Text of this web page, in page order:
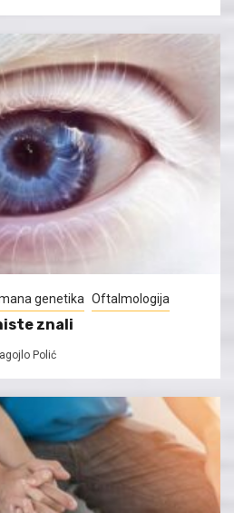
genetika Oftalmologija
znali
Polić